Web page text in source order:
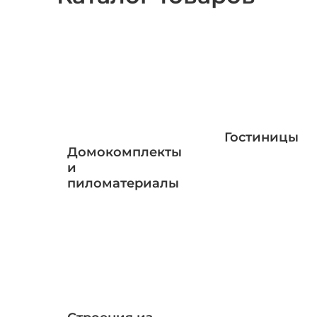
Домокомплекты
и
пиломатериалы
Гостиницы